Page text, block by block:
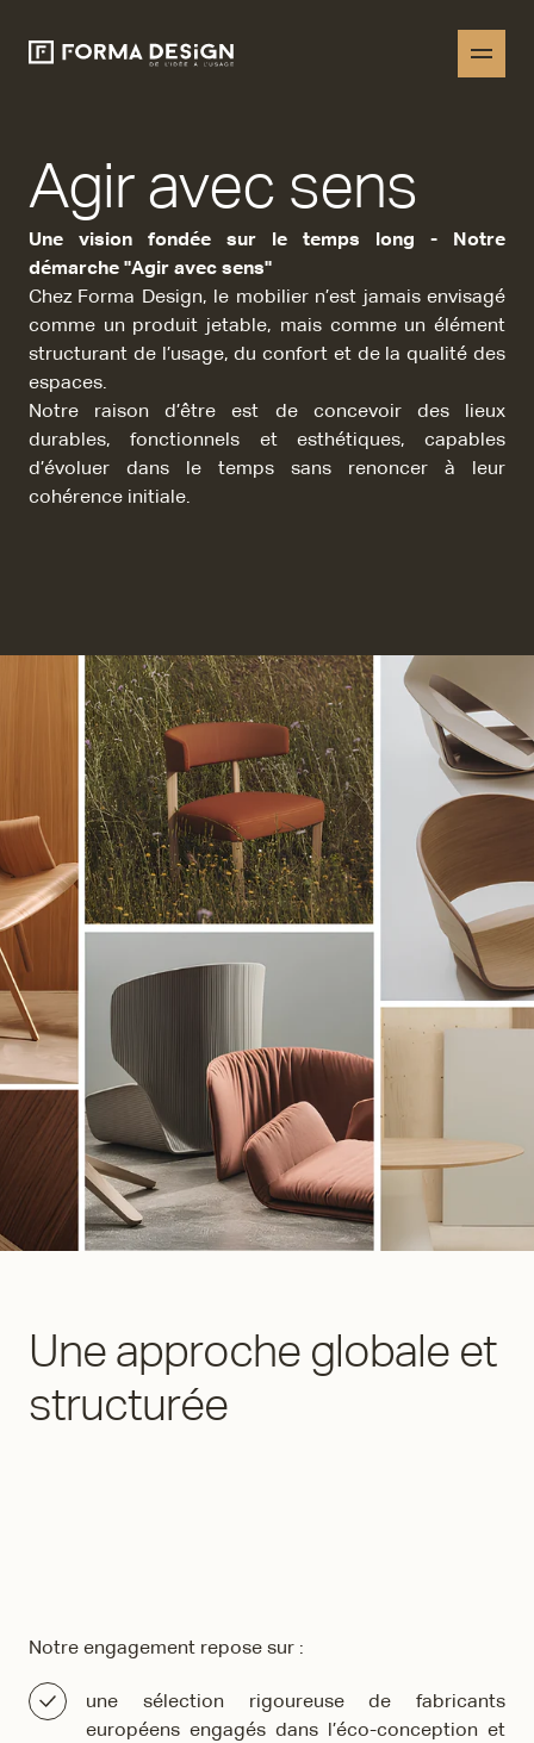
Agir avec sens
Une vision fondée sur le temps long - Notre
démarche "Agir avec sens"
Chez Forma Design, le mobilier n’est jamais envisagé
comme un produit jetable, mais comme un élément
structurant de l’usage, du confort et de la qualité des
espaces.
Notre raison d’être est de concevoir des lieux
durables, fonctionnels et esthétiques, capables
d’évoluer dans le temps sans renoncer à leur
cohérence initiale.
Une approche globale et
structurée
Notre engagement repose sur :
une sélection rigoureuse de fabricants
européens engagés dans l’éco-conception et